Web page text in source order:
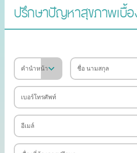
ปรึกษาปัญหาสุขภาพเบื้